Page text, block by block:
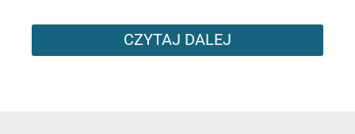
CZYTAJ DALEJ